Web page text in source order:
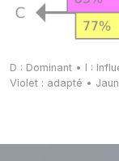
D : Dominant • I :
Violet : adapté •